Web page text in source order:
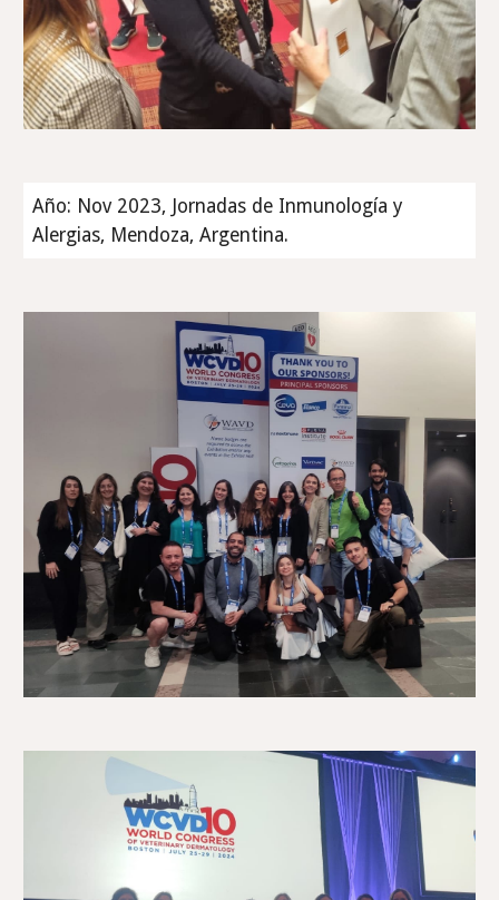
Año: Nov 2023, Jornadas de Inmunología y
Alergias, Mendoza, Argentina.